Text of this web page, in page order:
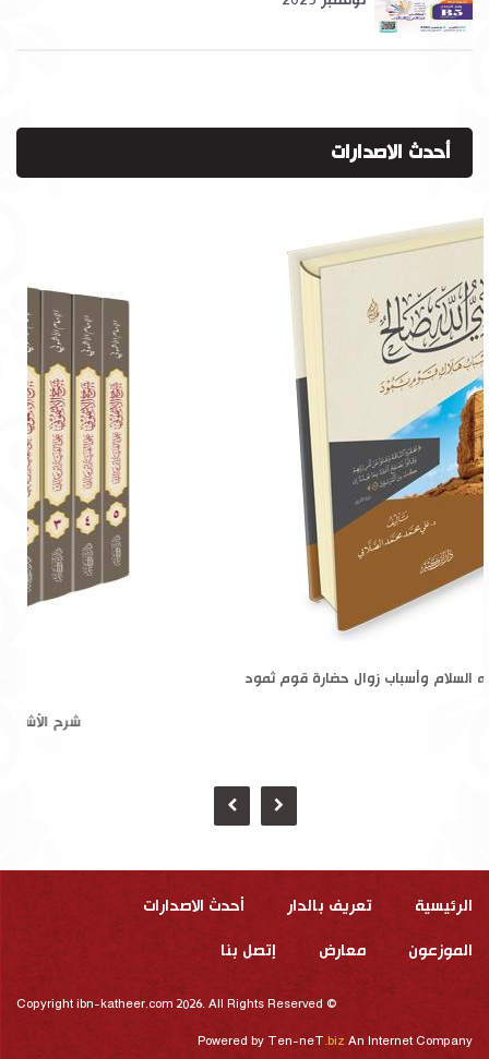
أحدث الاصدارات
نبي الله صالح عليه السلام وأسباب زوال حضارة قوم ثمود
الرئيسية تعريف بالدار أحدث الاصدارات
الموزعون معارض إتصل بنا
Copyright ibn-katheer.com 2026. All Rights Reserved ©
Powered by Ten-neT.biz An Internet Company